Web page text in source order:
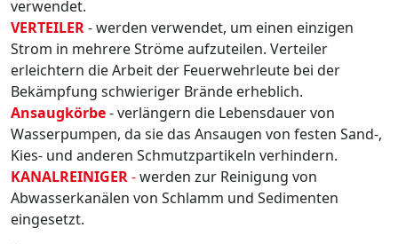
verwendet.
VERTEILER- werden verwendet, um einen einzigen
Strom in mehrere Ströme aufzuteilen. Verteiler
erleichtern die Arbeit der Feuerwehrleute bei der
Bekämpfung schwieriger Brände erheblich.
Ansaugkörbe- verlängern die Lebensdauer von
Wasserpumpen, da sie das Ansaugen von festen Sand-,
Kies- und anderen Schmutzpartikeln verhindern.
KANALREINIGER-werden zur Reinigung von
Abwasserkanälen von Schlamm und Sedimenten
eingesetzt.